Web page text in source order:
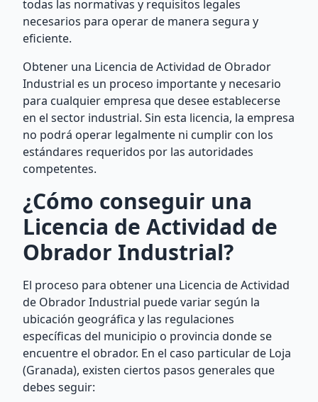
todas las normativas y requisitos legales
necesarios para operar de manera segura y
eficiente.
Obtener una Licencia de Actividad de Obrador
Industrial es un proceso importante y necesario
para cualquier empresa que desee establecerse
en el sector industrial. Sin esta licencia, la empresa
no podrá operar legalmente ni cumplir con los
estándares requeridos por las autoridades
competentes.
¿Cómo conseguir una
Licencia de Actividad de
Obrador Industrial?
El proceso para obtener una Licencia de Actividad
de Obrador Industrial puede variar según la
ubicación geográfica y las regulaciones
específicas del municipio o provincia donde se
encuentre el obrador. En el caso particular de Loja
(Granada), existen ciertos pasos generales que
debes seguir: